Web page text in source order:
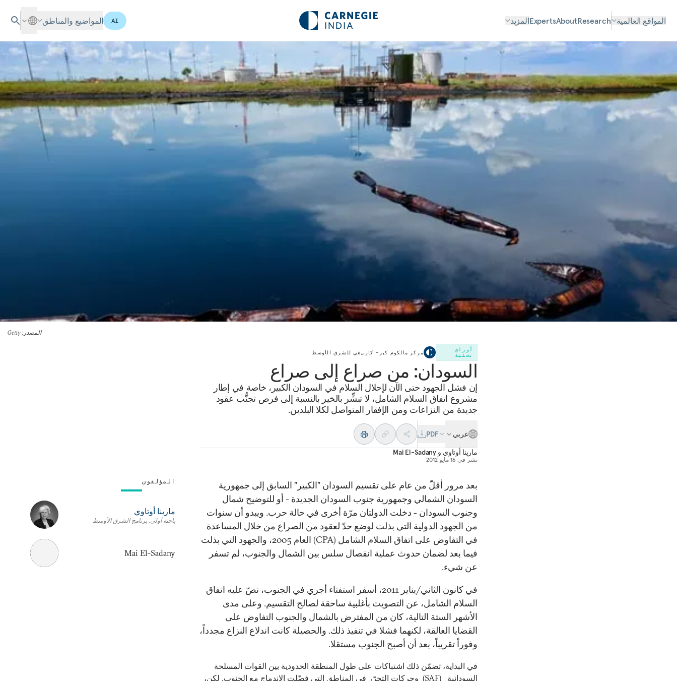
المواقع العالمية Research
About
Expertsالمزيد AI المواضيع والمناطق
المصدر : Getty
أوراق
بحثية
مركز مالكوم كير– كارنيغي للشرق الأوسط
السودان: من صراع إلى صراع
إن فشل الجهود حتى الآن لإحلال السلام في السودان الكبير، خاصة في إطار
مشروع اتفاق السلام الشامل، لا تبشِّر بالخير بالنسبة إلى فرص تجنُّب عقود
جديدة من النزاعات ومن الإفقار المتواصل لكلا البلدين.
عربي
PDF
مارينا أوتاوي و Mai El-Sadany
نشر في 16 مايو 2012
بعد مرور أقلّ من عام على تقسيم السودان "الكبير" السابق إلى جمهورية
السودان الشمالي وجمهورية جنوب السودان الجديدة - أو للتوضيح شمال
وجنوب السودان - دخلت الدولتان مرّة أخرى في حالة حرب. ويبدو أن سنوات
من الجهود الدولية التي بذلت لوضع حدّ لعقود من الصراع من خلال المساعدة
في التفاوض على اتفاق السلام الشامل (CPA) العام 2005، والجهود التي بذلت
فيما بعد لضمان حدوث عملية انفصال سلس بين الشمال والجنوب، لم تسفر
عن شيء.
في كانون الثاني/يناير 2011، أسفر استفتاء أجري في الجنوب، نصّ عليه اتفاق
السلام الشامل، عن التصويت بأغلبية ساحقة لصالح التقسيم. وعلى مدى
الأشهر الستة التالية، كان من المفترض بالشمال والجنوب التفاوض على
القضايا العالقة، لكنهما فشلا في تنفيذ ذلك. والحصيلة كانت اندلاع النزاع مجدداً،
وفوراً تقريباً، بعد أن أصبح الجنوب مستقلا.
في البداية، تضمّن ذلك اشتباكات على طول المنطقة الحدودية بين القوات المسلحة
السودانية (SAF) وحركات التحرّر في المناطق التي فضّلت الاندماج مع الجنوب. لكن،
المؤلفون
مارينا أوتاوي
باحثة أولى, برنامج الشرق الأوسط
Mai El-Sadany